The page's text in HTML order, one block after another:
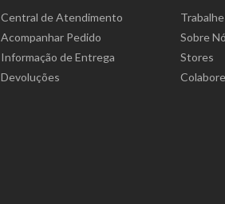
Central de Atendimento
Acompanhar Pedido
Informação de Entrega
Devoluções
Sobre
Stores